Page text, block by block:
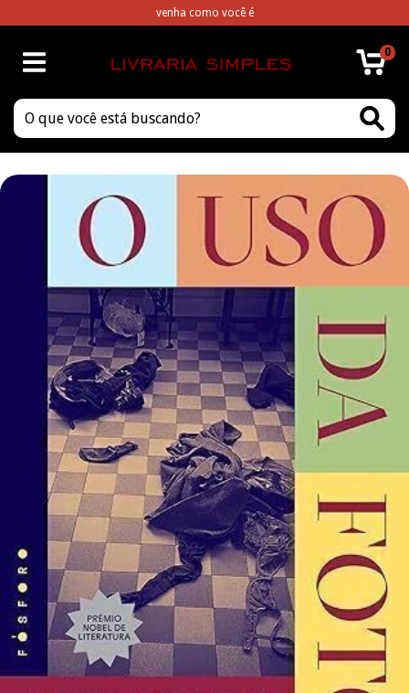
venha como você é
0